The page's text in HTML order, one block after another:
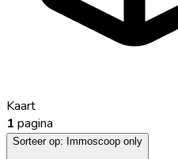
Kaart
1 pagina
Sorteer op: Immoscoop only